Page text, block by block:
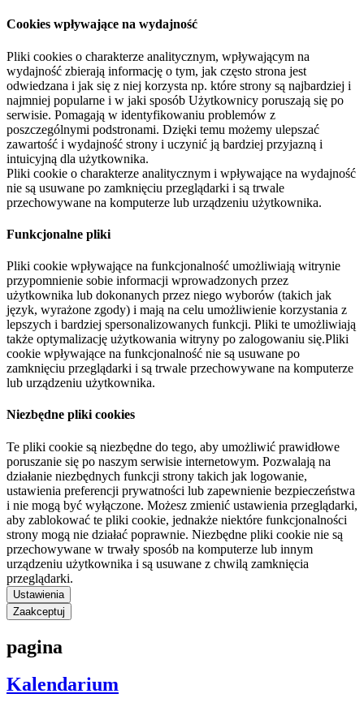
Cookies wpływające na wydajność
Pliki cookies o charakterze analitycznym, wpływającym na
wydajność zbierają informację o tym, jak często strona jest
odwiedzana i jak się z niej korzysta np. które strony są najbardziej i
najmniej popularne i w jaki sposób Użytkownicy poruszają się po
serwisie. Pomagają w identyfikowaniu problemów z
poszczególnymi podstronami. Dzięki temu możemy ulepszać
zawartość i wydajność strony i uczynić ją bardziej przyjazną i
intuicyjną dla użytkownika.
Pliki cookie o charakterze analitycznym i wpływające na wydajność
nie są usuwane po zamknięciu przeglądarki i są trwale
przechowywane na komputerze lub urządzeniu użytkownika.
Funkcjonalne pliki
Pliki cookie wpływające na funkcjonalność umożliwiają witrynie
przypomnienie sobie informacji wprowadzonych przez
użytkownika lub dokonanych przez niego wyborów (takich jak
język, wyrażone zgody) i mają na celu umożliwienie korzystania z
lepszych i bardziej spersonalizowanych funkcji. Pliki te umożliwiają
także optymalizację użytkowania witryny po zalogowaniu się.Pliki
cookie wpływające na funkcjonalność nie są usuwane po
zamknięciu przeglądarki i są trwale przechowywane na komputerze
lub urządzeniu użytkownika.
Niezbędne pliki cookies
Te pliki cookie są niezbędne do tego, aby umożliwić prawidłowe
poruszanie się po naszym serwisie internetowym. Pozwalają na
działanie niezbędnych funkcji strony takich jak logowanie,
ustawienia preferencji prywatności lub zapewnienie bezpieczeństwa
i nie mogą być wyłączone. Możesz zmienić ustawienia przeglądarki,
aby zablokować te pliki cookie, jednakże niektóre funkcjonalności
strony mogą nie działać poprawnie. Niezbędne pliki cookie nie są
przechowywane w trwały sposób na komputerze lub innym
urządzeniu użytkownika i są usuwane z chwilą zamknięcia
przeglądarki.
Ustawienia
Zaakceptuj
pagina
Kalendarium